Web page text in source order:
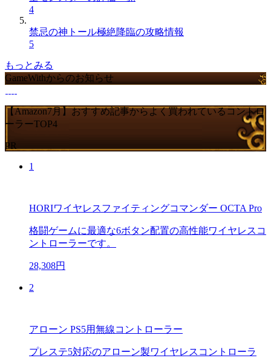
4
禁忌の神トール極絶降臨の攻略情報
5
もっとみる
GameWithからのお知らせ
【Amazon7月】おすすめ記事からよく買われているコントロ
ーラーTOP4
PR
1
HORIワイヤレスファイティングコマンダー OCTA Pro
格闘ゲームに最適な6ボタン配置の高性能ワイヤレスコ
ントローラーです。
28,308円
2
アローン PS5用無線コントローラー
プレステ5対応のアローン製ワイヤレスコントローラ